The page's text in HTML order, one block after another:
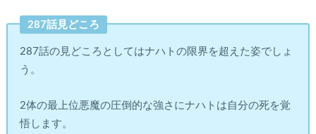
287話見どころ
287話の見どころとしてはナハトの限界を超えた姿でしょ
う。
2体の最上位悪魔の圧倒的な強さにナハトは自分の死を覚
悟します。